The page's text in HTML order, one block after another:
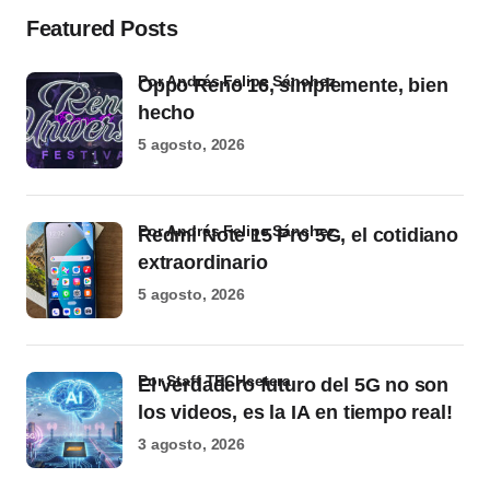
Featured Posts
Oppo Reno 16, simplemente, bien
hecho
por Andrés Felipe Sánchez
5 agosto, 2026
Redmi Note 15 Pro 5G, el cotidiano
extraordinario
por Andrés Felipe Sánchez
5 agosto, 2026
El verdadero futuro del 5G no son
los videos, es la IA en tiempo real!
por Staff TECHcetera
3 agosto, 2026